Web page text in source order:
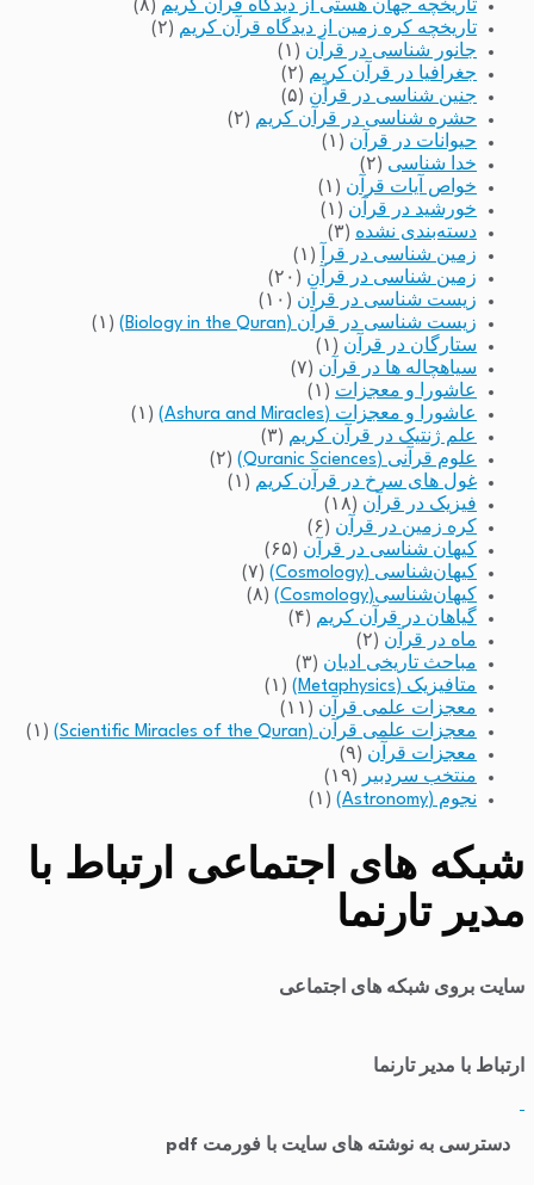
تاریخچه جهان هستی از دیدگاه قرآن کریم (۸)
تاریخچه کره زمین از دیدگاه قرآن کریم (۲)
جانور شناسی در قرآن (۱)
جغرافیا در قرآن کریم (۲)
جنین شناسی در قرآن (۵)
حشره شناسی در قرآن کریم (۲)
حیوانات در قرآن (۱)
خدا شناسی (۲)
خواص آیات قرآن (۱)
خورشید در قرآن (۱)
دسته‌بندی نشده (۳)
زمین شناسی در قرآ
(۱)
زمین شناسی در قرآن (۲۰)
زیست شناسی در قرآن (۱۰)
زیست شناسی در قرآن (Biology in the Quran)
(۱)
ستارگان در قرآن (۱)
سیاهچاله ها در قرآن (۷)
عاشورا و معجزات (۱)
عاشورا و معجزات (Ashura and Miracles)
(۱)
علم ژنتیک در قرآن کریم (۳)
علوم قرآنی (Quranic Sciences)
(۲)
غول های سرخ در قرآن کریم (۱)
فیزیک در قرآن (۱۸)
کره زمین در قرآن (۶)
کیهان شناسی در قرآن (۶۵)
کیهان‌شناسی (Cosmology)
(۷)
کیهان‌شناسی(Cosmology)
(۸)
گیاهان در قرآن کریم (۴)
ماه در قرآن (۲)
مباحث تاریخی ادیان (۳)
متافیزیک (Metaphysics)
(۱)
معجزات علمی قرآن (۱۱)
معجزات علمی قرآن (Scientific Miracles of the Quran)
(۱)
معجزات قرآن (۹)
منتخب سردبیر
(۱۹)
نجوم (Astronomy)
(۱)
شبکه های اجتماعی ارتباط با
مدیر تارنما
سایت بروی شبکه های اجتماعی
ارتباط با مدیر تارنما
دسترسی به نوشته های سایت با فورمت pdf